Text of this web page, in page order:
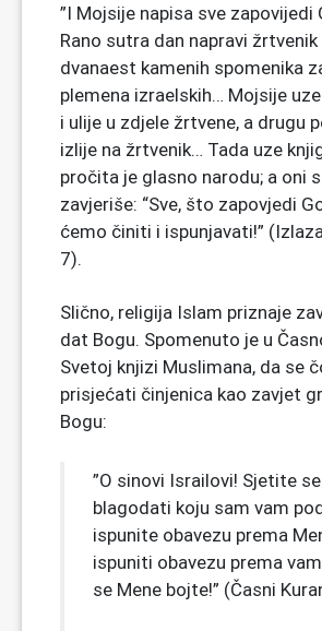
”I Mojsije napisa sve zapovijedi
Rano sutra dan napravi
dvanaest kamenih spomenika
plemena izraelskih… Mojsije
i ulije u zdjele žrtvene, a drugu
izlije na žrtvenik… Tada uze
pročita je glasno narodu; a oni
zavjeriše: “Sve, što zapovjedi
ćemo činiti i ispunjavati!”
7).
Slično, religija Islam priznaje
dat Bogu. Spomenuto je u
Svetoj knjizi Muslimana, da se
prisjećati činjenica kao zavjet
Bogu:
”O sinovi Israilovi! Sjetite
blagodati koju sam vam
ispunite obavezu prema
ispuniti obavezu prema
se Mene bojte!” (Časni